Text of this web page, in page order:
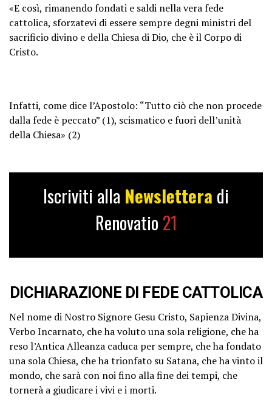
«E così, rimanendo fondati e saldi nella vera fede
cattolica, sforzatevi di essere sempre degni ministri del
sacrificio divino e della Chiesa di Dio, che è il Corpo di
Cristo.
Infatti, come dice l’Apostolo: “Tutto ciò che non procede
dalla fede è peccato” (1), scismatico e fuori dell’unità
della Chiesa» (2)
Iscriviti alla Newslettera di
Renovatio 21
DICHIARAZIONE DI FEDE CATTOLICA
Nel nome di Nostro Signore Gesu Cristo, Sapienza Divina,
Verbo Incarnato, che ha voluto una sola religione, che ha
reso l’Antica Alleanza caduca per sempre, che ha fondato
una sola Chiesa, che ha trionfato su Satana, che ha vinto il
mondo, che sarà con noi fino alla fine dei tempi, che
tornerà a giudicare i vivi e i morti.